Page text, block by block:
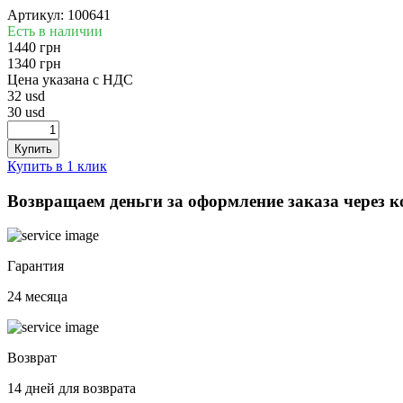
Артикул: 100641
Есть в наличии
1440 грн
1340 грн
Цена указана с НДС
32 usd
30 usd
Купить в 1 клик
Возвращаем деньги за оформление заказа через
Гарантия
24 месяца
Возврат
14 дней для возврата